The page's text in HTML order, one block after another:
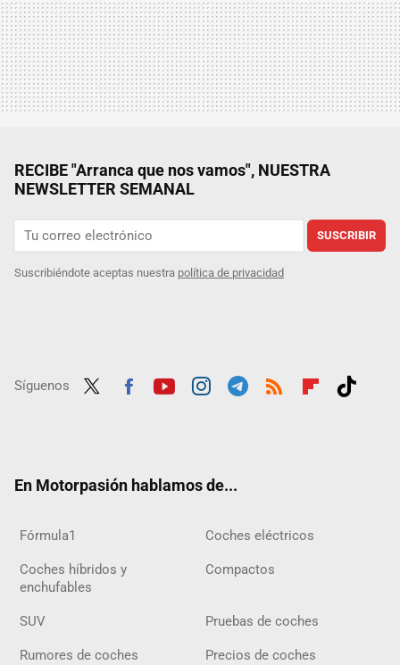
RECIBE "Arranca que nos vamos", NUESTRA
NEWSLETTER SEMANAL
SUSCRIBIR
Suscribiéndote aceptas nuestra política de privacidad
Síguenos
En Motorpasión hablamos de...
Fórmula1 Coches eléctricos
Coches híbridos y
enchufables
Compactos
SUV Pruebas de coches
Rumores de coches Precios de coches